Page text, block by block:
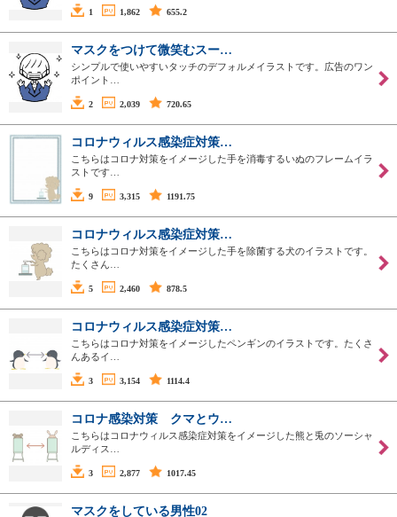
1 1,862 655.2
マスクをつけて微笑むスー…
シンプルで使いやすいタッチのデフォルメイラストです。広告のワン
ポイント…
2 2,039 720.65
コロナウィルス感染症対策…
こちらはコロナ対策をイメージした手を消毒するいぬのフレームイラ
ストです…
9 3,315 1191.75
コロナウィルス感染症対策…
こちらはコロナ対策をイメージした手を除菌する犬のイラストです。
たくさん…
5 2,460 878.5
コロナウィルス感染症対策…
こちらはコロナ対策をイメージしたペンギンのイラストです。たくさ
んあるイ…
3 3,154 1114.4
コロナ感染対策 クマとウ…
こちらはコロナウィルス感染症対策をイメージした熊と兎のソーシャ
ルディス…
3 2,877 1017.45
マスクをしている男性02